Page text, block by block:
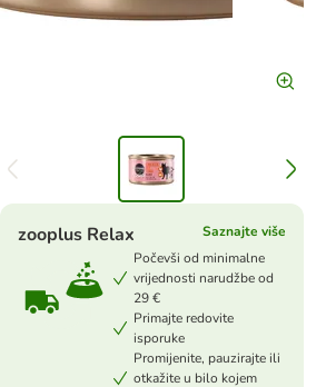
zooplus Relax
Saznajte više
Počevši od minimalne
vrijednosti narudžbe od
29 €
Primajte redovite
isporuke
Promijenite, pauzirajte ili
otkažite u bilo kojem